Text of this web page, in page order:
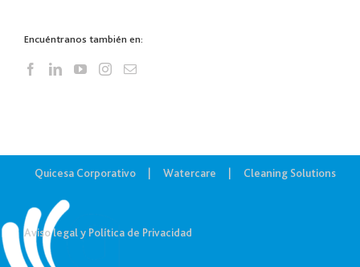
Encuéntranos también en:
Quicesa Corporativo Watercare Cleaning Solutions
Aviso legal y Política de Privacidad